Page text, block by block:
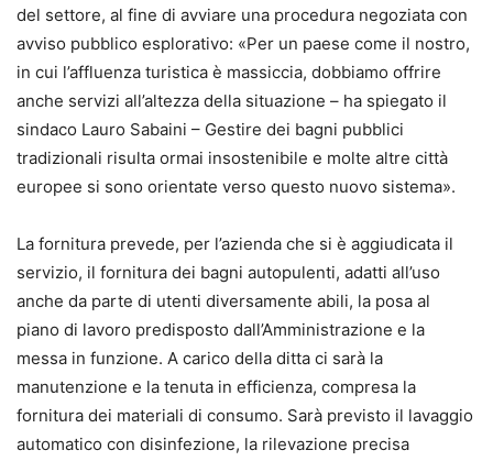
del settore, al fine di avviare una procedura negoziata con
avviso pubblico esplorativo: «Per un paese come il nostro,
in cui l’affluenza turistica è massiccia, dobbiamo offrire
anche servizi all’altezza della situazione – ha spiegato il
sindaco Lauro Sabaini – Gestire dei bagni pubblici
tradizionali risulta ormai insostenibile e molte altre città
europee si sono orientate verso questo nuovo sistema».
La fornitura prevede, per l’azienda che si è aggiudicata il
servizio, il fornitura dei bagni autopulenti, adatti all’uso
anche da parte di utenti diversamente abili, la posa al
piano di lavoro predisposto dall’Amministrazione e la
messa in funzione. A carico della ditta ci sarà la
manutenzione e la tenuta in efficienza, compresa la
fornitura dei materiali di consumo. Sarà previsto il lavaggio
automatico con disinfezione, la rilevazione precisa